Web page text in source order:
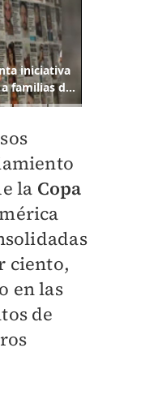
la Copa
ciento,
en las
de